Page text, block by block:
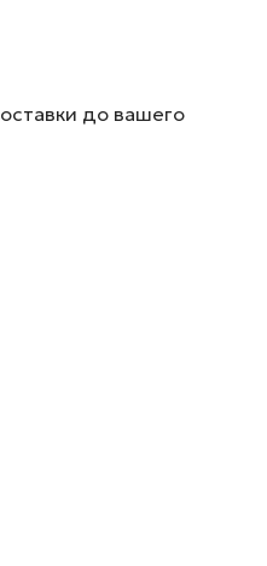
до вашего